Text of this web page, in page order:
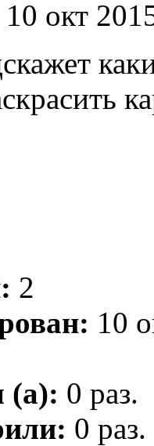
10 окт
2
10
(а): 0 раз.
0 раз.